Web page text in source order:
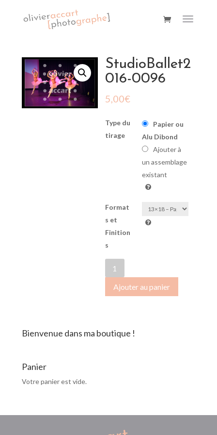
StudioBallet2
016-0096
5,00€
Type du
tirage
Papier ou
Alu Dibond
Ajouter à
un assemblage
existant
Format
s et
Finition
s
de
StudioBallet2016-
0096
Ajouter au panier
Bienvenue dans ma boutique !
Panier
Votre panier est vide.